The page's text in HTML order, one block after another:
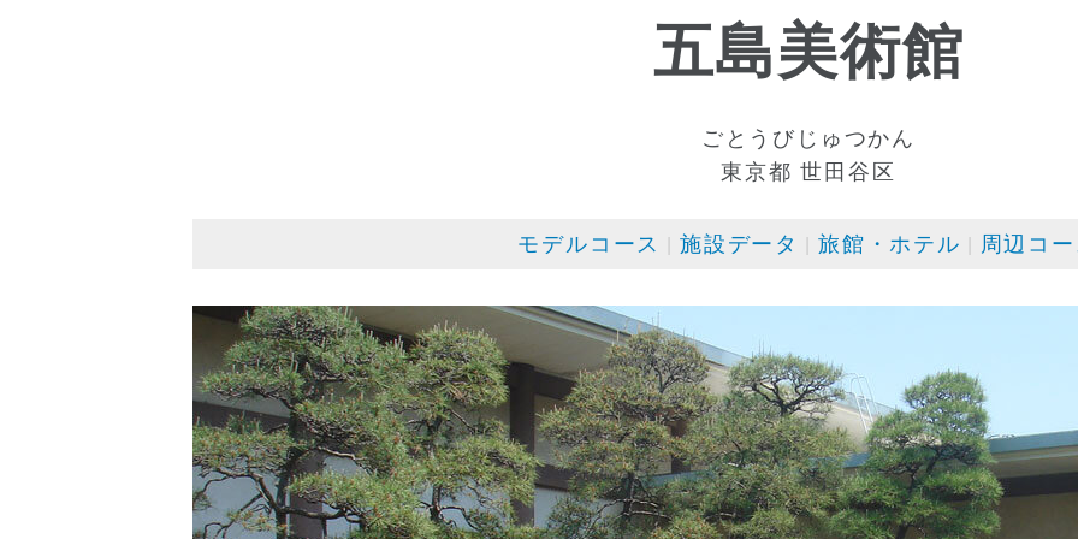
五島美術館
ごとうびじゅつかん
東京都 世田谷区
モデルコース 施設データ 旅館・ホテル 周辺コ